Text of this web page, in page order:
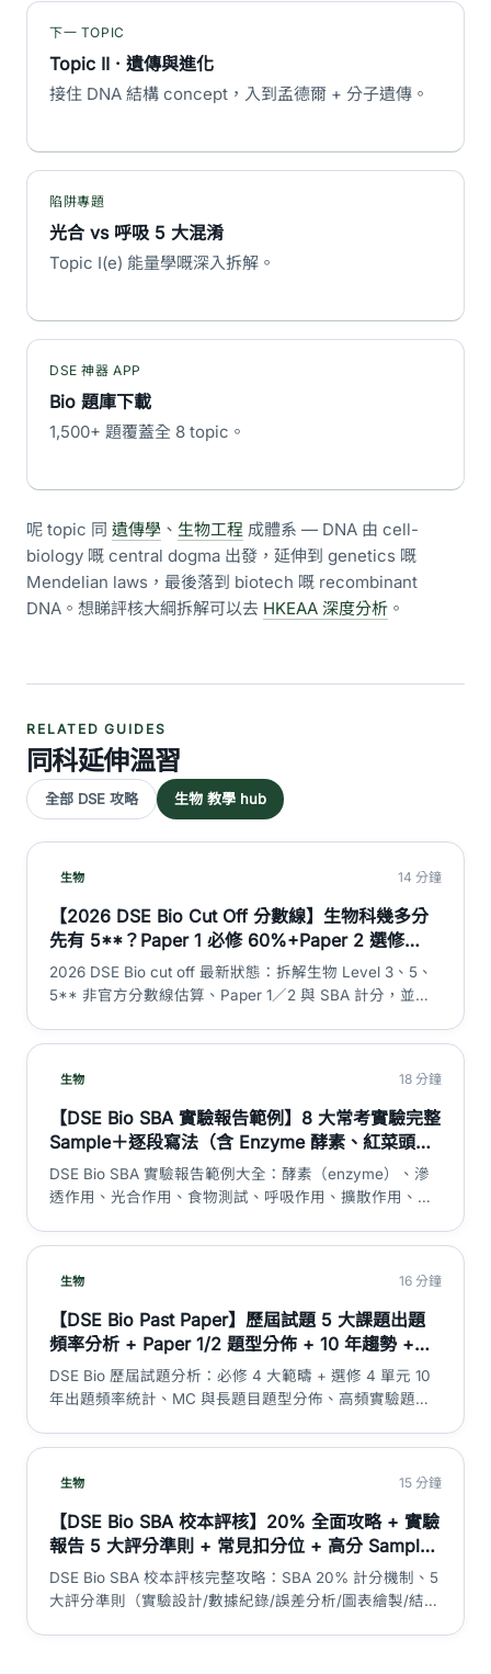
下一 TOPIC
Topic II · 遺傳與進化
接住 DNA 結構 concept，入到孟德爾 + 分子遺傳。
陷阱專題
光合 vs 呼吸 5 大混淆
Topic I(e) 能量學嘅深入拆解。
DSE 神器 APP
Bio 題庫下載
1,500+ 題覆蓋全 8 topic。
呢 topic 同 遺傳學 、 生物工程 成體系 — DNA 由 cell-
biology 嘅 central dogma 出發，延伸到 genetics 嘅
Mendelian laws，最後落到 biotech 嘅 recombinant
DNA。想睇評核大綱拆解可以去 HKEAA 深度分析 。
RELATED GUIDES
同科延伸溫習
全部 DSE 攻略 生物 教學 hub
生物 14 分鐘
【2026 DSE Bio Cut Off 分數線】生物科幾多分
先有 5**？Paper 1 必修 60%+Paper 2 選修
20%+SBA 20% 加權計算＋L1-5** 估算對照｜
DSE 神器
2026 DSE Bio cut off 最新狀態：拆解生物 Level 3、5、
5** 非官方分數線估算、Paper 1／2 與 SBA 計分，並分
生物 18 分鐘
【DSE Bio SBA 實驗報告範例】8 大常考實驗完整
Sample＋逐段寫法（含 Enzyme 酵素、紅菜頭、
DCPIP）｜DSE 神器
DSE Bio SBA 實驗報告範例大全：酵素（enzyme）、滲
透作用、光合作用、食物測試、呼吸作用、擴散作用、紅
sample，連原始數據表、Discussion／Evaluation 中英對
生物 16 分鐘
【DSE Bio Past Paper】歷屆試題 5 大課題出題
頻率分析 + Paper 1/2 題型分佈 + 10 年趨勢 +
2026 溫習重點｜DSE 神器
DSE Bio 歷屆試題分析：必修 4 大範疇 + 選修 4 單元 10
年出題頻率統計、MC 與長題目題型分佈、高頻實驗題課
不含 past paper 題目內容——純頻率分析同溫習策略。
生物 15 分鐘
【DSE Bio SBA 校本評核】20% 全面攻略 + 實驗
報告 5 大評分準則 + 常見扣分位 + 高分 Sample
框架｜DSE 神器
DSE Bio SBA 校本評核完整攻略：SBA 20% 計分機制、5
大評分準則（實驗設計/數據紀錄/誤差分析/圖表繪製/結論